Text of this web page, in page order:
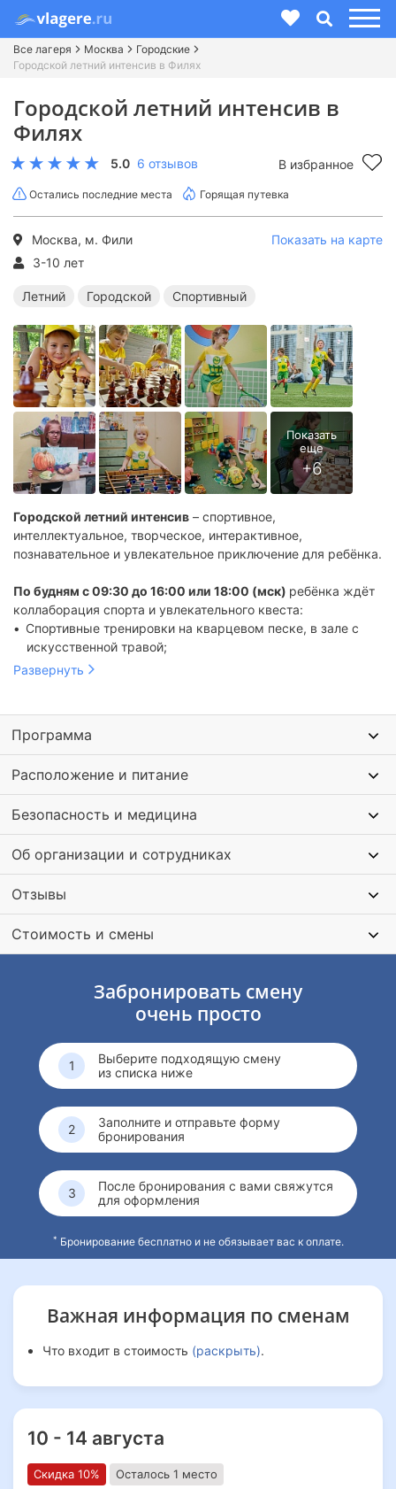
Все лагеря Москва
Городские
Городской летний интенсив в Филях
Городской летний интенсив в
Филях
5.0 6 отзывов В избранное
Остались последние места Горящая путевка
Москва, м. Фили
Показать на карте
3-10 лет
Летний Городской Спортивный
Городской летний интенсив – спортивное,
интеллектуальное, творческое, интерактивное,
познавательное и увлекательное приключение для ребёнка.
По будням с 09:30 до 16:00 или 18:00 (мск) ребёнка ждёт
коллаборация спорта и увлекательного квеста:
Спортивные тренировки на кварцевом песке, в зале с
искусственной травой;
Занятия по шахматам и уроки рисования;
Можно привести ребёнка заранее и оставить еще на
некоторое время после окончания программы. Он будет
под присмотром и в безопасности.
отличительные черты городского интенсива. Педагоги и
шахматы и живопись, улучшить навыки английского языка,
а также получить удовольствие от развития!
Развернуть
Программа
Расположение и питание
Безопасность и медицина
Об организации и сотрудниках
Отзывы
Стоимость и смены
Забронировать смену
очень просто
Выберите подходящую смену
из списка ниже
Заполните и отправьте форму
бронирования
После бронирования с вами свяжутся
для оформления
* Бронирование бесплатно и не обязывает вас к оплате.
Важная информация по сменам
Что входит в стоимость (раскрыть).
10 - 14 августа
Скидка 10% Осталось 1 место